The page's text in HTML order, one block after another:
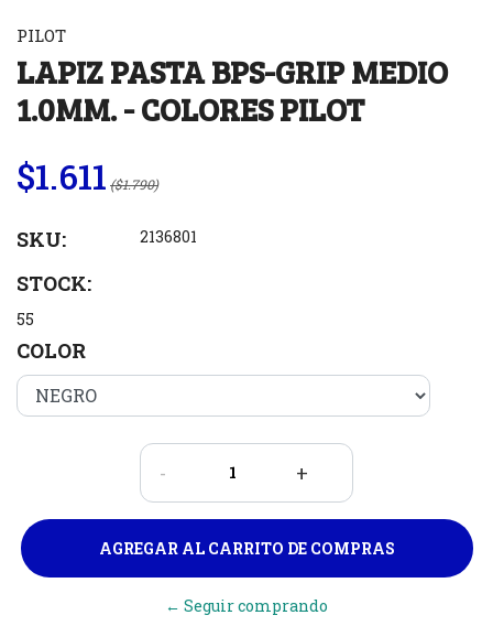
PILOT
LAPIZ PASTA BPS-GRIP MEDIO
1.0MM. - COLORES PILOT
$1.611 ($1.790)
SKU: 2136801
STOCK:
55
COLOR
- +
← Seguir comprando